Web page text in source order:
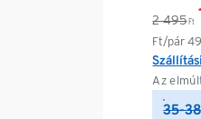
2 495 Ft
Ft/pár
Az
35-38